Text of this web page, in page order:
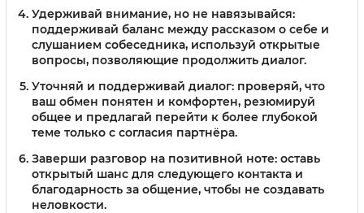
Удерживай внимание, но не навязывайся:
поддерживай баланс между рассказом о себе и
слушанием собеседника, используй открытые
вопросы, позволяющие продолжить диалог.
Уточняй и поддерживай диалог: проверяй, что
ваш обмен понятен и комфортен, резюмируй
общее и предлагай перейти к более глубокой
теме только с согласия партнёра.
Заверши разговор на позитивной ноте: оставь
открытый шанс для следующего контакта и
благодарность за общение, чтобы не создавать
неловкости.